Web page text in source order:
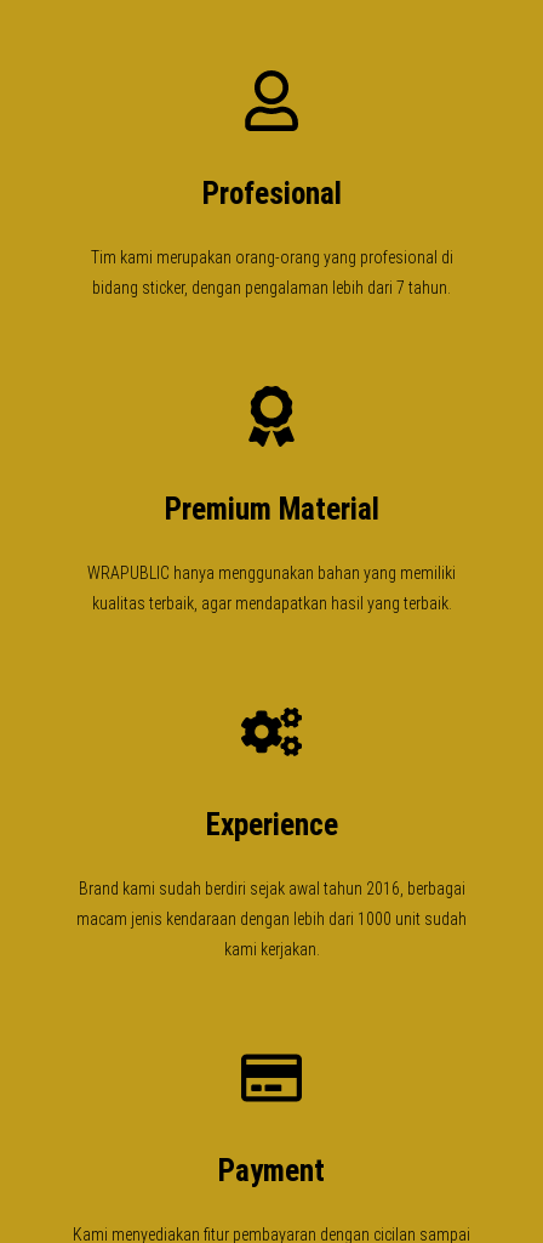
Profesional
Tim kami merupakan orang-orang yang profesional di
bidang sticker, dengan pengalaman lebih dari 7 tahun.
Premium Material
WRAPUBLIC hanya menggunakan bahan yang memiliki
kualitas terbaik, agar mendapatkan hasil yang terbaik.
Experience
Brand kami sudah berdiri sejak awal tahun 2016, berbagai
macam jenis kendaraan dengan lebih dari 1000 unit sudah
kami kerjakan.
Payment
Kami menyediakan fitur pembayaran dengan cicilan sampai